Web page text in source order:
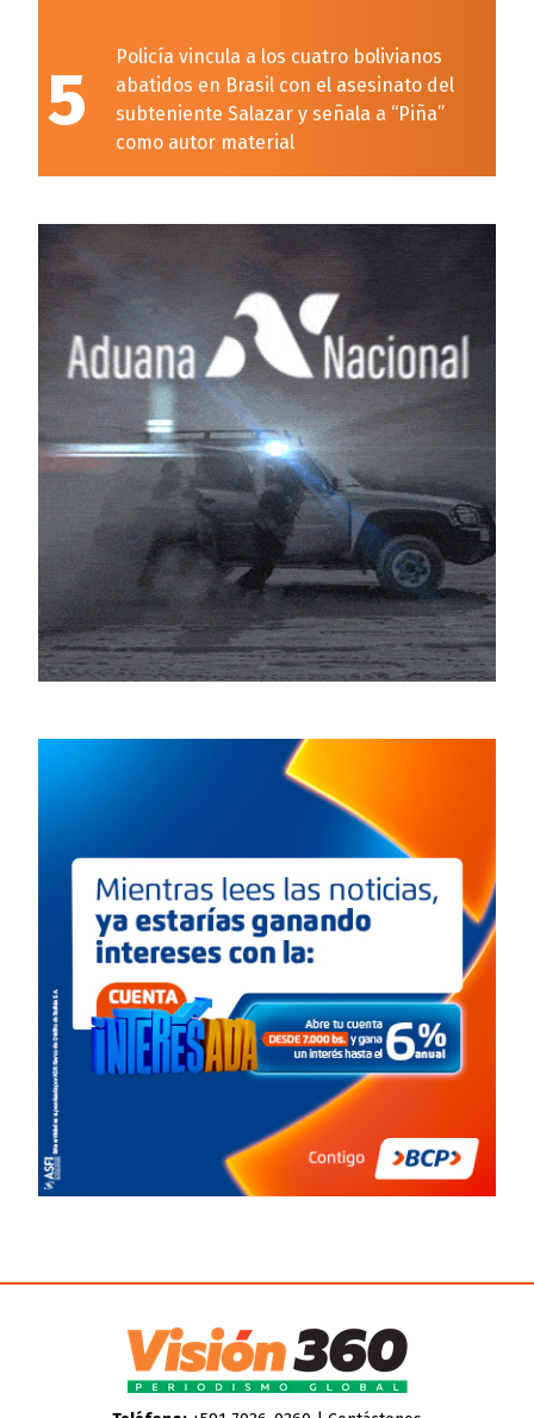
5
Policía vincula a los cuatro bolivianos
abatidos en Brasil con el asesinato del
subteniente Salazar y señala a “Piña”
como autor material